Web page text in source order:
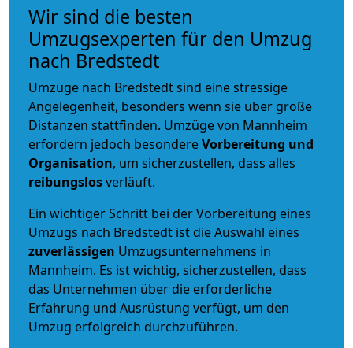
Wir sind die besten
Umzugsexperten für den Umzug
nach Bredstedt
Umzüge nach Bredstedt sind eine stressige
Angelegenheit, besonders wenn sie über große
Distanzen stattfinden. Umzüge von Mannheim
erfordern jedoch besondereVorbereitung und
Organisation, um sicherzustellen, dass alles
reibungslosverläuft.
Ein wichtiger Schritt bei der Vorbereitung eines
Umzugs nach Bredstedt ist die Auswahl eines
zuverlässigen Umzugsunternehmens in
Mannheim. Es ist wichtig, sicherzustellen, dass
das Unternehmen über die erforderliche
Erfahrung und Ausrüstung verfügt, um den
Umzug erfolgreich durchzuführen.